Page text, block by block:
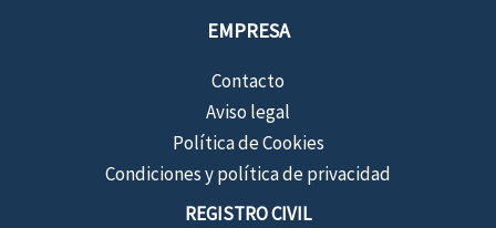
EMPRESA
Contacto
Aviso legal
Política de Cookies
Condiciones y política de privacidad
REGISTRO CIVIL